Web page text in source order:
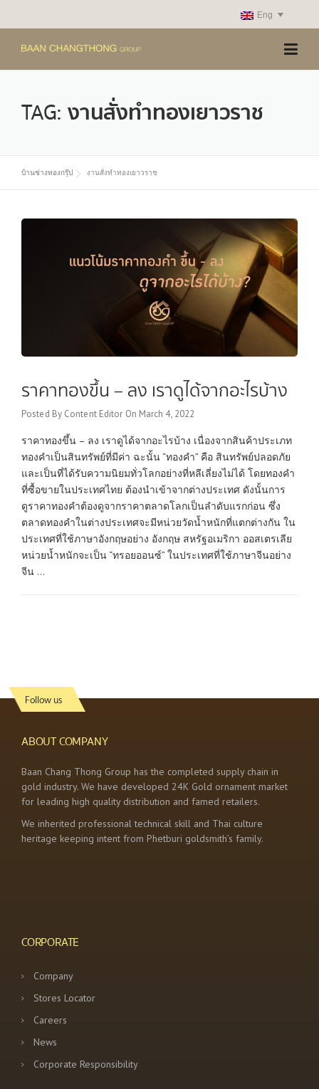
Eng
TAG: งานสั่งทำทองเยาวราช
บ้านช่างทองกรุ๊ป งานสั่งทำทองเยาวราช
ราคาทองขึ้น – ลง เราดูได้จากอะไรบ้าง
Posted By Content Editor On March 4, 2022
ราคาทองขึ้น – ลง เราดูได้จากอะไรบ้าง เนื่องจากสินค้าประเภท
ทองคำเป็นสินทรัพย์ที่มีค่า ฉะนั้น “ทองคำ” คือ สินทรัพย์ปลอดภัย
และเป็นที่ได้รับความนิยมทั่วโลกอย่างที่หลีเลี่ยงไม่ได้ โดยทองคำ
ที่ซื้อขายในประเทศไทย ต้องนำเข้าจากต่างประเทศ ดังนั้นการ
ดูราคาทองคำต้องดูจากราคาตลาดโลกเป็นลำดับแรกก่อน ซึ่ง
ตลาดทองคำในต่างประเทศจะมีหน่วยวัดน้ำหนักที่แตกต่างกัน ใน
ประเทศที่ใช้ภาษาอังกฤษอย่าง อังกฤษ สหรัฐอเมริกา ออสเตรเลีย
หน่วยน้ำหนักจะเป็น “ทรอยออนซ์” ในประเทศที่ใช้ภาษาจีนอย่าง
จีน ...
Follow us
ABOUT COMPANY
Baan Chang Thong Group has the completed supply chain in
gold industry. We have developed 24K Gold ornament market
for leading high quality distribution and famed retailers.
We inherited professional technical skill and Thai culture
heritage keeping intent from Phetburi goldsmith’s family.
CORPORATE
Company
Stores Locator
Careers
News
Corporate Responsibility